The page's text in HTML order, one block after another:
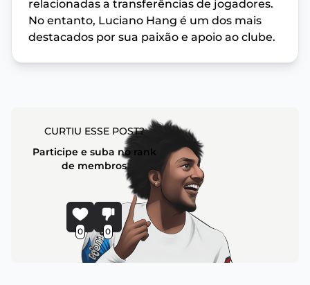
relacionadas a transferências de jogadores.
No entanto, Luciano Hang é um dos mais
destacados por sua paixão e apoio ao clube.
CURTIU ESSE POST?
Participe e suba no rank
de membros
0 0